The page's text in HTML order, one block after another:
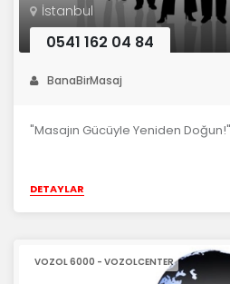
İstanbul
0541 162 04 84
BanaBirMasaj
"Masajın Gücüyle Yeniden Doğun!"
DETAYLAR
VOZOL 6000 - VOZOLCENTER